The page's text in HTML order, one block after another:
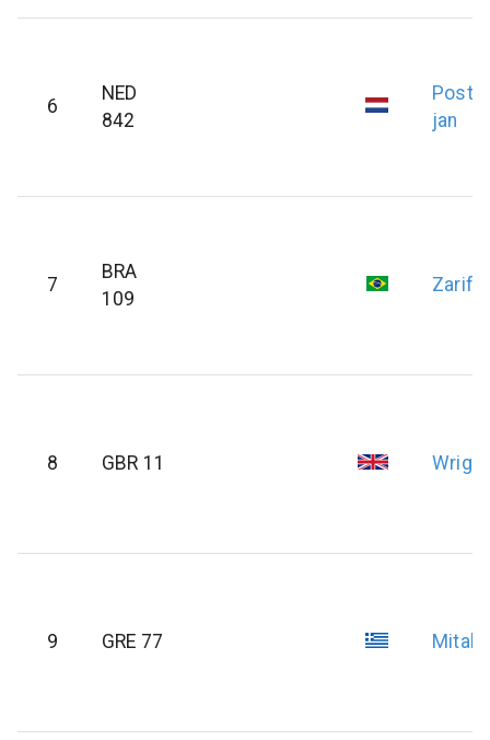
6
NED
842
jan
7
BRA
109
Zarif
8 GBR 11 Wright
9 GRE 77